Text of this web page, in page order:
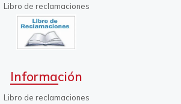
Libro de reclamaciones
Información
Libro de reclamaciones